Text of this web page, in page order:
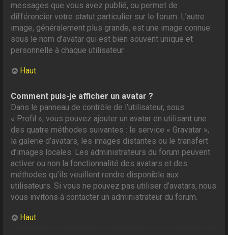
messages que vous avez publié, ou permet de
différencier votre statut particulier sur le forum. L’autre
image, généralement plus grande, est une image connue
sous le nom d’avatar qui est bien souvent unique et
personnelle à chaque utilisateur.
Haut
Comment puis-je afficher un avatar ?
Dans le panneau de contrôle de l’utilisateur, sous
« Profil », vous pouvez ajouter un avatar en utilisant une
des quatre méthodes suivantes : le service « Gravatar »,
la galerie d’avatars, les images distantes ou le transfert
d’images locales. Les administrateurs du forum peuvent
activer ou non la fonctionnalité des avatars et des
méthodes qu’ils veuillent rendre disponible aux
utilisateurs. Si vous ne pouvez pas utiliser d’avatars, nous
vous invitons à contacter un administrateur du forum.
Haut